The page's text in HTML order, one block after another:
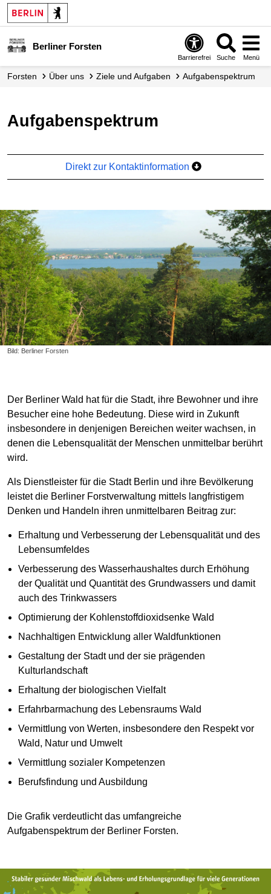
Berliner Forsten
Barrierefrei Suche Menü
Forsten Über uns Ziele und Aufgaben Aufgaben­spektrum
Aufgabenspektrum
Direkt zur Kontaktinformation
Bild: Berliner Forsten
Der Berliner Wald hat für die Stadt, ihre Bewohner und ihre
Besucher eine hohe Bedeutung. Diese wird in Zukunft
insbesondere in denjenigen Bereichen weiter wachsen, in
denen die Lebensqualität der Menschen unmittelbar berührt
wird.
Als Dienstleister für die Stadt Berlin und ihre Bevölkerung
leistet die Berliner Forstverwaltung mittels langfristigem
Denken und Handeln ihren unmittelbaren Beitrag zur:
Erhaltung und Verbesserung der Lebensqualität und des
Lebensumfeldes
Verbesserung des Wasserhaushaltes durch Erhöhung
der Qualität und Quantität des Grundwassers und damit
auch des Trinkwassers
Optimierung der Kohlenstoffdioxidsenke Wald
Nachhaltigen Entwicklung aller Waldfunktionen
Gestaltung der Stadt und der sie prägenden
Kulturlandschaft
Erhaltung der biologischen Vielfalt
Erfahrbarmachung des Lebensraums Wald
Vermittlung von Werten, insbesondere den Respekt vor
Wald, Natur und Umwelt
Vermittlung sozialer Kompetenzen
Berufsfindung und Ausbildung
Die Grafik verdeutlicht das umfangreiche
Aufgabenspektrum der Berliner Forsten.